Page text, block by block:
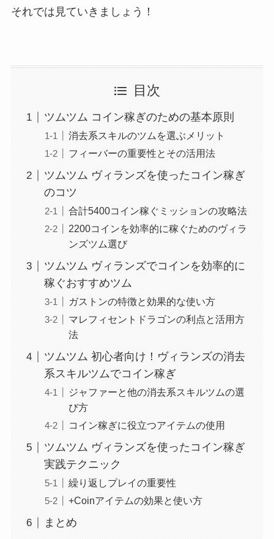
それでは見ていきましょう！
目次
ツムツム コイン稼ぎのための基本原則
消去系スキルのツムを選ぶメリット
フィーバーの重要性とその活用法
ツムツム ヴィランズを使ったコイン稼ぎ
のコツ
合計5400コイン稼ぐミッションの攻略法
2200コインを効率的に稼ぐためのヴィラ
ンズツム選び
ツムツム ヴィランズでコインを効率的に
稼ぐおすすめツム
ガストンの特徴と効果的な使い方
マレフィセントドラゴンの利点と活用方
法
ツムツム 初心者向け！ヴィランズの消去
系スキルツムでコイン稼ぎ
ジャファーと他の消去系スキルツムの選
び方
コイン稼ぎに役立つアイテムの使用
ツムツム ヴィランズを使ったコイン稼ぎ
実践テクニック
繰り返しプレイの重要性
+Coinアイテムの効果と使い方
まとめ